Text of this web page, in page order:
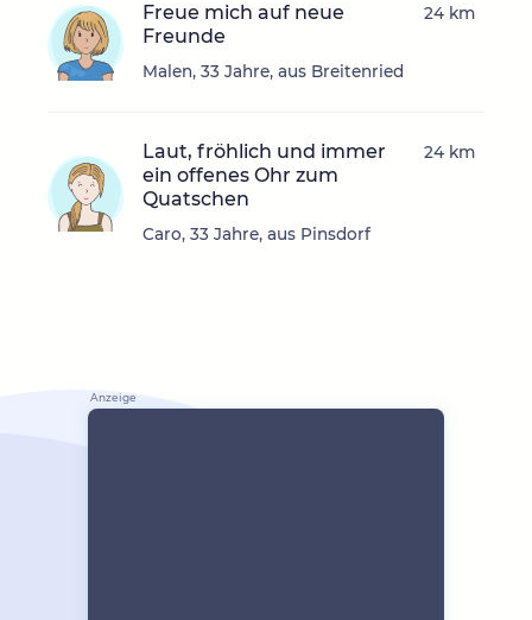
Freue mich auf neue
Freunde
Malen, 33 Jahre, aus Breitenried
24 km
Laut, fröhlich und immer
ein offenes Ohr zum
Quatschen
Caro, 33 Jahre, aus Pinsdorf
24 km